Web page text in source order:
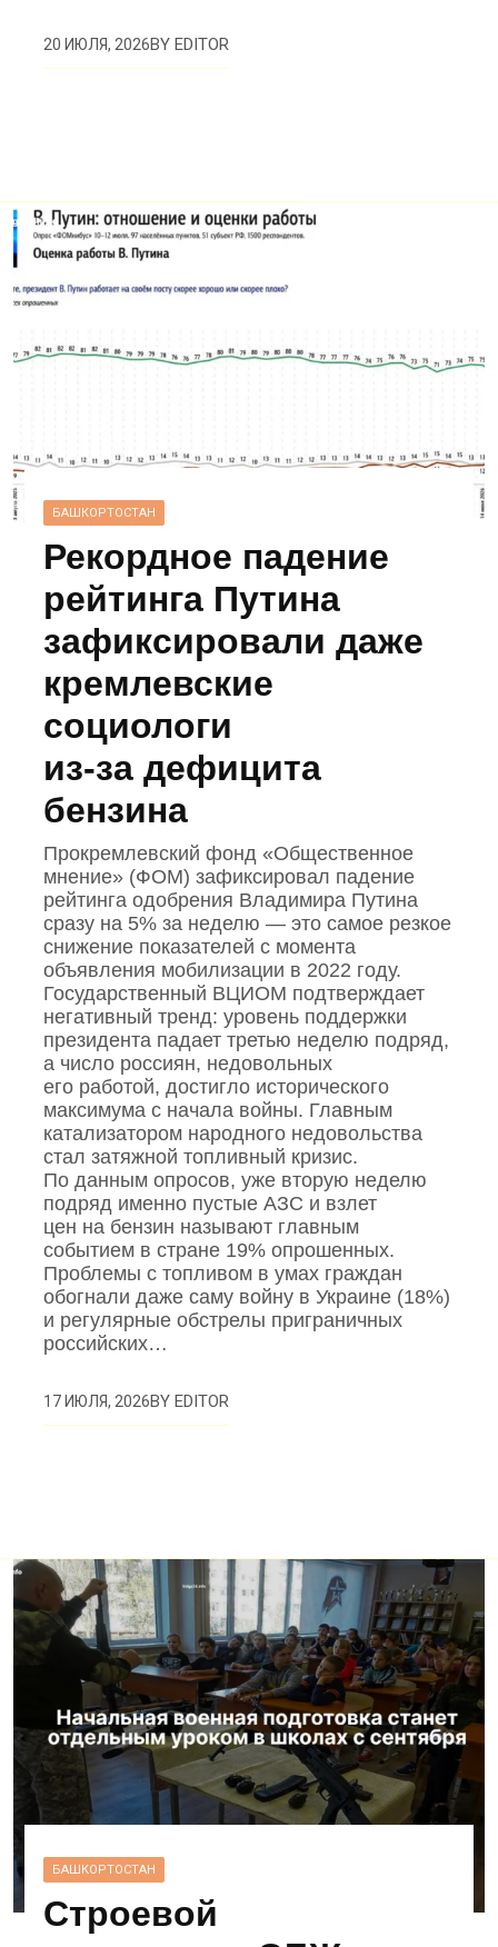
20 ИЮЛЯ, 2026BYEDITOR
БАШКОРТОСТАН
Рекордное падение
рейтинга Путина
зафиксировали даже
кремлевские
социологи
из‑за дефицита
бензина
Прокремлевский фонд «Общественное
мнение» (ФОМ) зафиксировал падение
рейтинга одобрения Владимира Путина
сразу на 5% за неделю — это самое резкое
снижение показателей с момента
объявления мобилизации в 2022 году.
Государственный ВЦИОМ подтверждает
негативный тренд: уровень поддержки
президента падает третью неделю подряд,
а число россиян, недовольных
его работой, достигло исторического
максимума с начала войны. Главным
катализатором народного недовольства
стал затяжной топливный кризис.
По данным опросов, уже вторую неделю
подряд именно пустые АЗС и взлет
цен на бензин называют главным
событием в стране 19% опрошенных.
Проблемы с топливом в умах граждан
обогнали даже саму войну в Украине (18%)
и регулярные обстрелы приграничных
российских…
17 ИЮЛЯ, 2026BYEDITOR
БАШКОРТОСТАН
Строевой